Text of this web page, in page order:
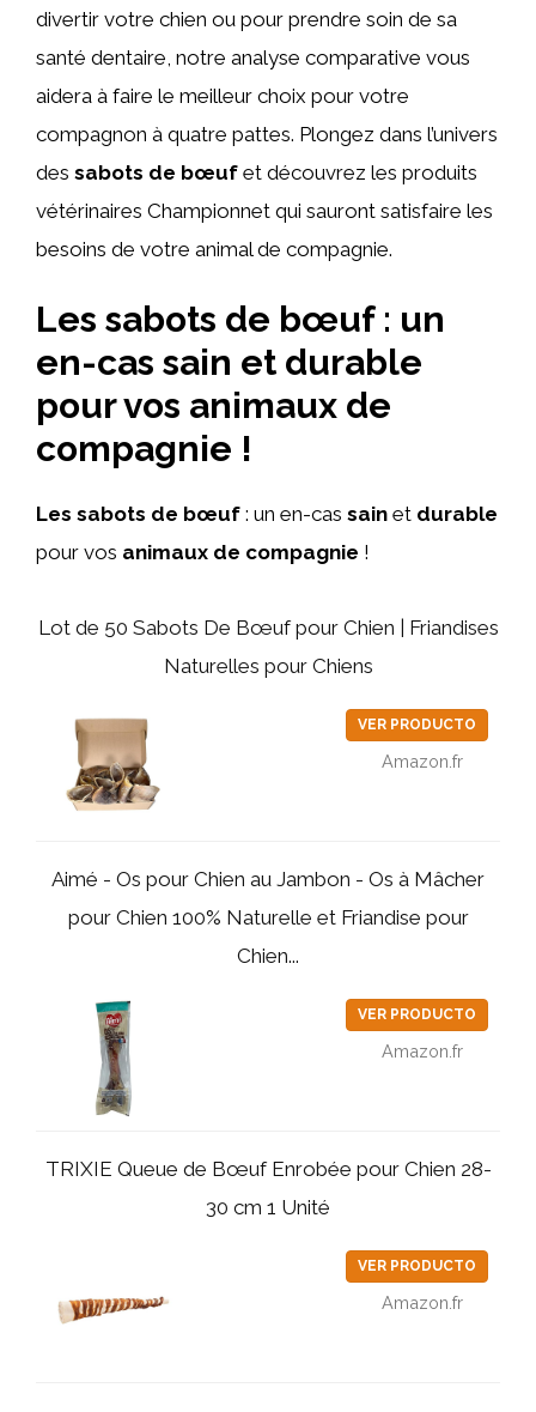
divertir votre chien ou pour prendre soin de sa
santé dentaire, notre analyse comparative vous
aidera à faire le meilleur choix pour votre
compagnon à quatre pattes. Plongez dans l’univers
des sabots de bœuf et découvrez les produits
vétérinaires Championnet qui sauront satisfaire les
besoins de votre animal de compagnie.
Les sabots de bœuf : un
en-cas sain et durable
pour vos animaux de
compagnie !
Les sabots de bœuf : un en-cas sain et durable
pour vos animaux de compagnie !
Lot de 50 Sabots De Bœuf pour Chien | Friandises
Naturelles pour Chiens
VER PRODUCTO
Amazon.fr
Aimé - Os pour Chien au Jambon - Os à Mâcher
pour Chien 100% Naturelle et Friandise pour
Chien...
VER PRODUCTO
Amazon.fr
TRIXIE Queue de Bœuf Enrobée pour Chien 28-
30 cm 1 Unité
VER PRODUCTO
Amazon.fr